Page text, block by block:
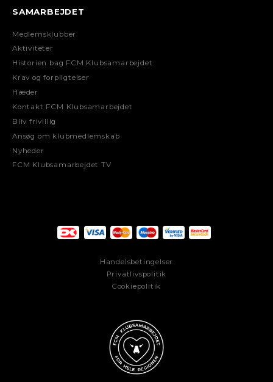
SAMARBEJDET
Medlemsklubber
Aktiviteter
Historien bag FCM Klubsamarbejdet
Krav og forpligtelser
Hæder
Kontakt FCM Klubsamarbejdet
Bliv frivillig
Ansøg om klubmedlemskab
Nyheder
FCM Klubsamarbejdet TV
Handelsbetingelser
Privatlivspolitik
Cookiepolitik